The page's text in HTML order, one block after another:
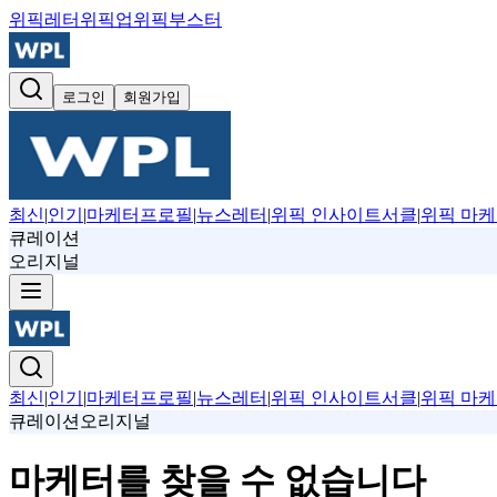
위픽레터 위픽업위픽부스터
로그인 회원가입
최신|인기 |마케터프로필|뉴스레터 |위픽 인사이트서클|위픽 마케
큐레이션
오리지널
최신|인기 |마케터프로필|뉴스레터 |위픽 인사이트서클|위픽 마케
큐레이션 오리지널
마케터를 찾을 수 없습니다